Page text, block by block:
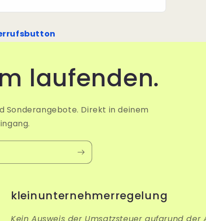
laufenden.
Sonderangebote. Direkt in deinem
kleinunternehmerregelung